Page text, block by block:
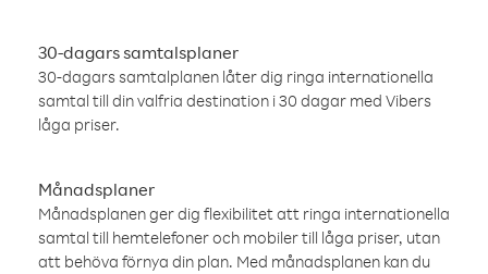
30-dagars samtalsplaner
30-dagars samtalplanen låter dig ringa internationella
samtal till din valfria destination i 30 dagar med Vibers
låga priser.
Månadsplaner
Månadsplanen ger dig flexibilitet att ringa internationella
samtal till hemtelefoner och mobiler till låga priser, utan
att behöva förnya din plan. Med månadsplanen kan du